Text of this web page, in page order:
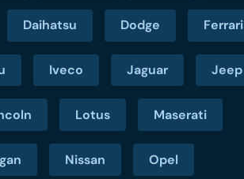
Daihatsu Dodge Ferrari
Iveco Jaguar Jeep
Lotus Maserati
Nissan Opel